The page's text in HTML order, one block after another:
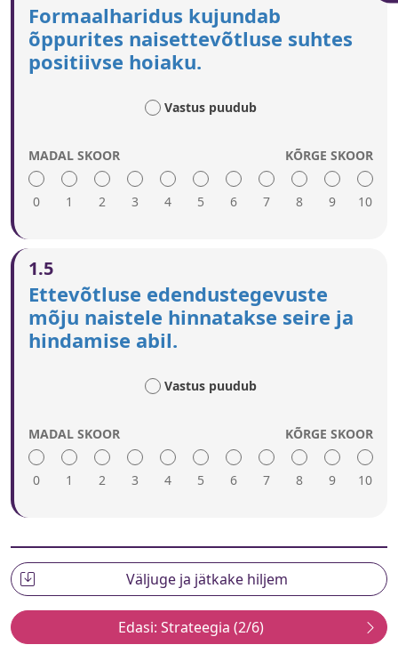
eakaaslaste toetust.
Pedagoogid, karjäärinõustajad, ärijuhid ja laiem
avalikkus toetavad naisettevõtlust.
Peamiste eeskujudeni jõudmiseks kasutatakse
Formaalharidus kujundab
õppurites naisettevõtluse suhtes
positiivse hoiaku.
Vastus puudub
MADAL SKOOR
0 1 2 3 4 5 6 7 8 9
KÕRGE SKOOR
10
õppekavades positiivselt ja kasutatud näited on
sooliselt tasakaalus.
Ettevõtlusharidus hõlmab väga erinevaid
ettevõtlustegevusi ja -mudeleid, nt osaajaline
Õpetajaid koolitatakse ettevõtlusõppekava täitma.
karjäärivalikuna ettevõtlust.
1.5
Ettevõtluse edendustegevuste
mõju naistele hinnatakse seire ja
hindamise abil.
Vastus puudub
MADAL SKOOR
0 1 2 3 4 5 6 7 8 9
KÕRGE SKOOR
10
eesmärkide saavutamiseks kavakohaselt,
korraldatakse seiret ja vahehindamisi.
Edendustegevusi kohandatakse olenevalt seire ja
vahehindamiste tulemustest.